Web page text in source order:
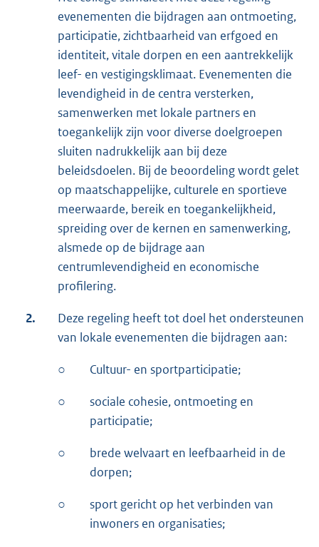
evenementen die bijdragen aan ontmoeting,
participatie, zichtbaarheid van erfgoed en
identiteit, vitale dorpen en een aantrekkelijk
leef- en vestigingsklimaat. Evenementen die
levendigheid in de centra versterken,
samenwerken met lokale partners en
toegankelijk zijn voor diverse doelgroepen
sluiten nadrukkelijk aan bij deze
beleidsdoelen. Bij de beoordeling wordt gelet
op maatschappelijke, culturele en sportieve
meerwaarde, bereik en toegankelijkheid,
spreiding over de kernen en samenwerking,
alsmede op de bijdrage aan
centrumlevendigheid en economische
profilering.
2.
Deze regeling heeft tot doel het ondersteunen
van lokale evenementen die bijdragen aan:
○ Cultuur- en sportparticipatie;
○
sociale cohesie, ontmoeting en
participatie;
○
brede welvaart en leefbaarheid in de
dorpen;
○
sport gericht op het verbinden van
inwoners en organisaties;